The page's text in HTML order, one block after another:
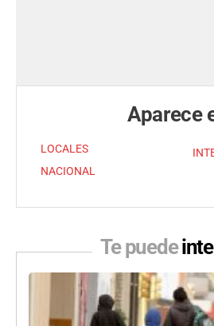
Aparece
LOCALES
NACIONAL
Te puede